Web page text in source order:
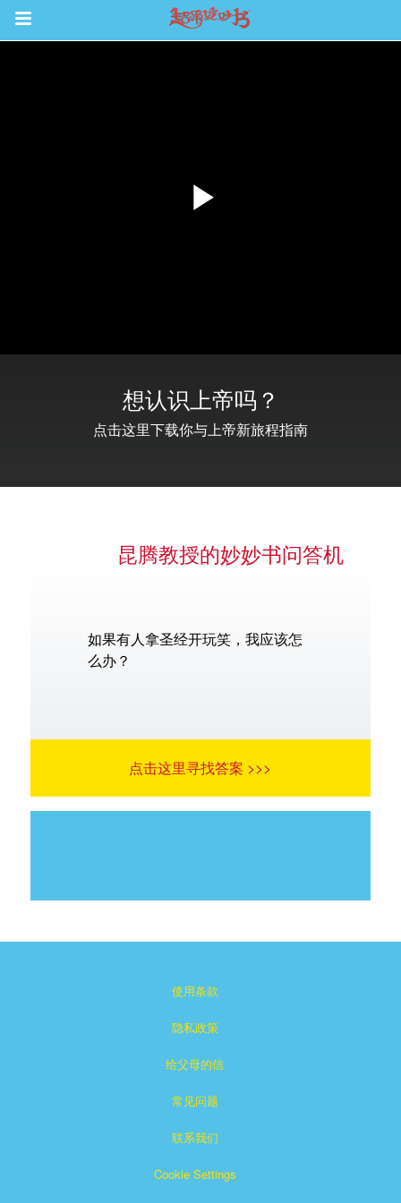
Return to Content
想认识上帝吗？
点击这里下载你与上帝新旅程指南
昆腾教授的妙妙书问答机
如果有人拿圣经开玩笑，我应该怎
么办？
点击这里寻找答案 >>>
使用条款
隐私政策
给父母的信
常见问题
联系我们
Cookie Settings